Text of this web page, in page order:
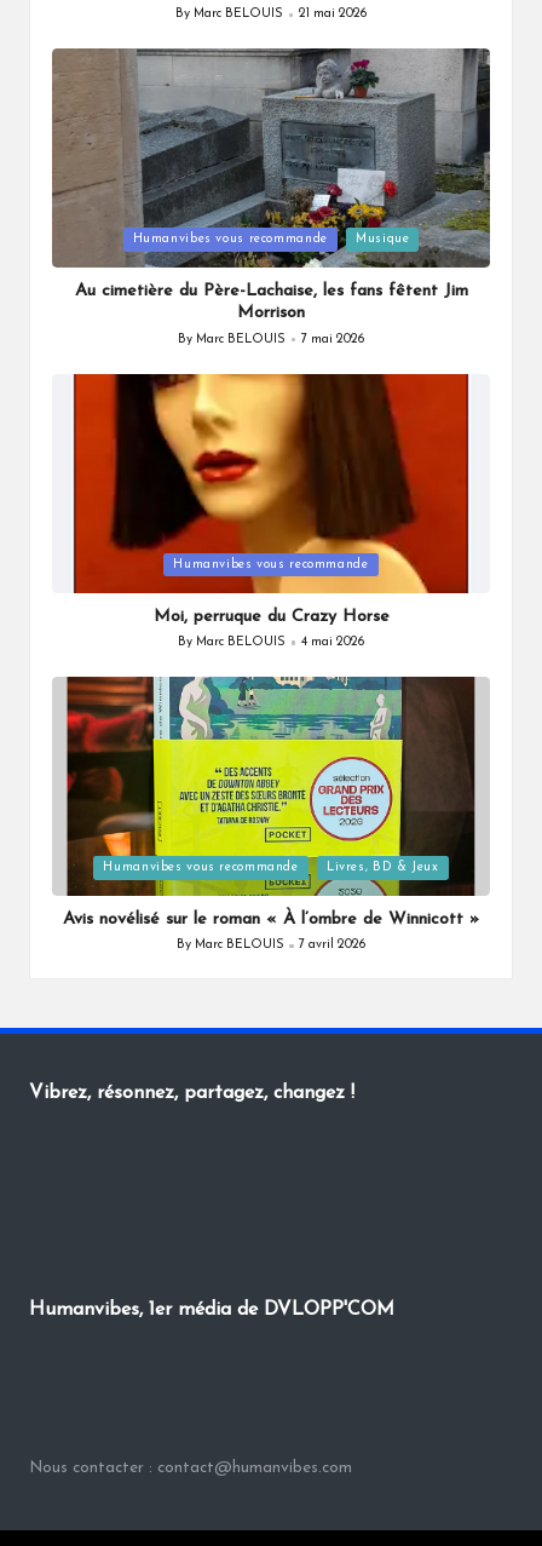
Posted
By Marc BELOUIS 21 mai 2026
in
Humanvibes vous recommande Musique
Au cimetière du Père-Lachaise, les fans fêtent Jim
Morrison
Posted
By Marc BELOUIS 7 mai 2026
in
Humanvibes vous recommande
Moi, perruque du Crazy Horse
Posted
By Marc BELOUIS 4 mai 2026
Posted
in
Humanvibes vous recommande Livres, BD & Jeux
Avis novélisé sur le roman « À l’ombre de Winnicott »
Posted
By Marc BELOUIS 7 avril 2026
Vibrez, résonnez, partagez, changez !
Humanvibes, 1er média de DVLOPP'COM
Nous contacter : contact@humanvibes.com